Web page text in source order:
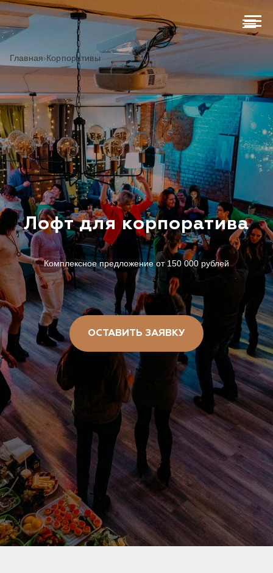
Лофт для корпоратива
Комплексное предложение от 150 000 рублей
ОСТАВИТЬ ЗАЯВКУ
Главная›Корпоративы